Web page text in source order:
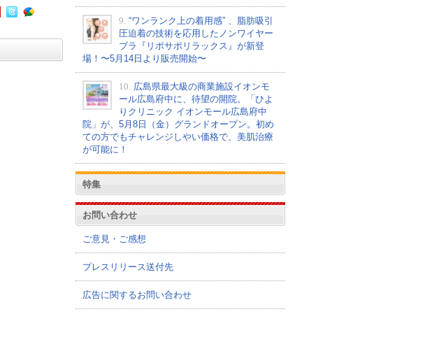
9. “ワンランク上の着用感” 、脂肪吸引
圧迫着の技術を応用したノンワイヤー
ブラ『リポサポリラックス』が新登
場！〜5月14日より販売開始〜
10. 広島県最大級の商業施設イオンモ
ール広島府中に、待望の開院。「ひよ
りクリニック イオンモール広島府中
院」が、5月8日（金）グランドオープン。初め
ての方でもチャレンジしやい価格で、美肌治療
が可能に！
特集
お問い合わせ
ご意見・ご感想
プレスリリース送付先
広告に関するお問い合わせ